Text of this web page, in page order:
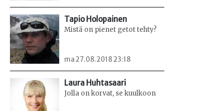
Tapio Holopainen
Mistä on pienet getot tehty?
ma 27.08.2018 23:18
Laura Huhtasaari
Jolla on korvat, se kuulkoon